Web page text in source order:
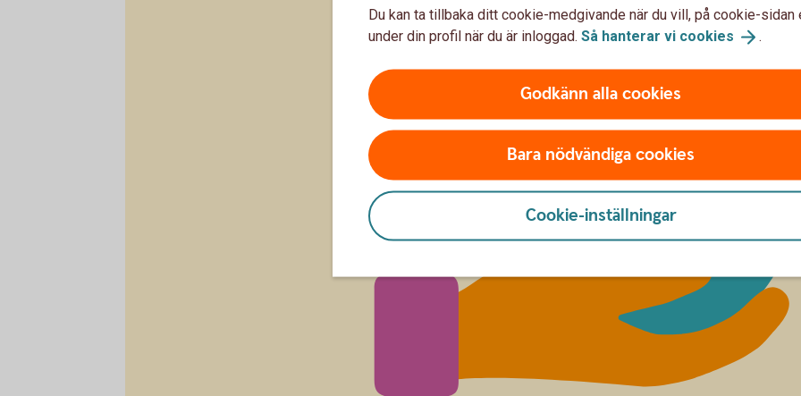
Du kan ta tillbaka ditt cookie-medgivande när du vill, på cookie-sidan
under din profil när du är inloggad. Så hanterar vi cookies .
Godkänn alla cookies
Bara nödvändiga cookies
Cookie-inställningar